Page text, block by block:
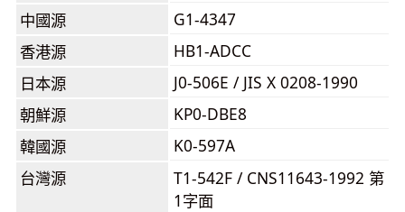
中國源
G1-4347
香港源
HB1-ADCC
日本源
J0-506E / JIS X 0208-1990
朝鮮源
KP0-DBE8
韓國源
K0-597A
台灣源
T1-542F / CNS11643-1992 第
1字面